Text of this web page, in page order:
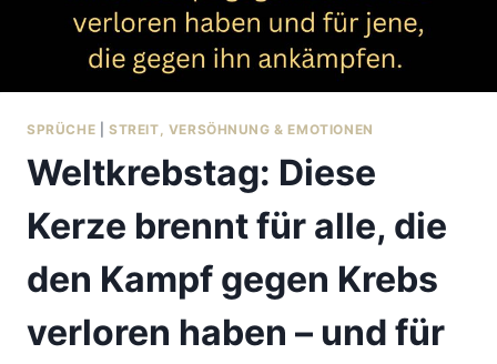
SPRÜCHE STREIT, VERSÖHNUNG & EMOTIONEN
Weltkrebstag: Diese
Kerze brennt für alle, die
den Kampf gegen Krebs
verloren haben – und für